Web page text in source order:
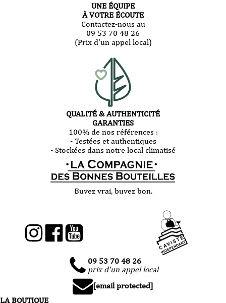
UNE ÉQUIPE
À VOTRE ÉCOUTE
Contactez-nous au
09 53 70 48 26
(Prix d'un appel local)
QUALITÉ & AUTHENTICITÉ
GARANTIES
100% de nos références :
- Testées et authentiques
- Stockées dans notre local climatisé
Buvez vrai, buvez bon.
09 53 70 48 26
prix d'un appel local
[email protected]
LA BOUTIQUE